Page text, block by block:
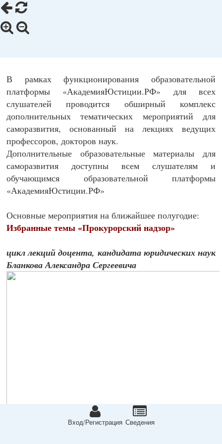
В рамках функционирования образовательной
платформы «АкадемияЮстиции.РФ» для всех
слушателей проводится обширный комплекс
дополнительных тематических мероприятий для
саморазвития, основанный на лекциях ведущих
профессоров, докторов наук.
Дополнительные образовательные материалы для
саморазвития доступны всем слушателям и
обучающимся образовательной платформы
«АкадемияЮстиции.РФ»
Основные мероприятия на ближайшее полугодие:
Избранные темы «Прокурорский надзор»
цикл лекций доцента, кандидата юридических наук
Бланкова Александра Сергеевича
Вход/Регистрация Сведeния